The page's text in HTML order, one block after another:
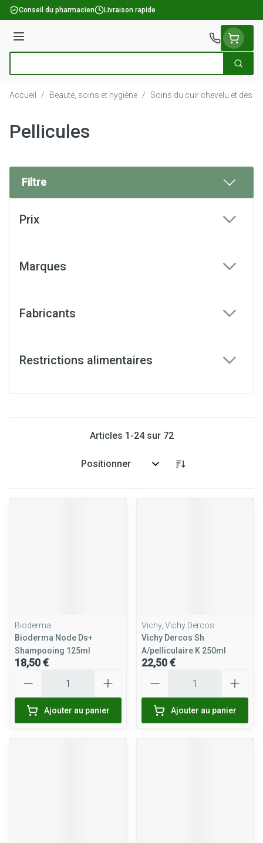
Aller au contenu
Conseil du pharmacien Livraison rapide
Menu
Accueil / Beauté, soins et hygiène / Soins du cuir chevelu et des
Pellicules
Filtre
Prix
Marques
Fabricants
Restrictions alimentaires
Articles 1 -24sur 72
Trier par:
Bioderma
Bioderma Node Ds+
Shampooing 125ml
18,50 €
Ajouter au panier
Vichy, Vichy Dercos
Vichy Dercos Sh
A/pelliculaire K 250ml
22,50 €
Ajouter au panier